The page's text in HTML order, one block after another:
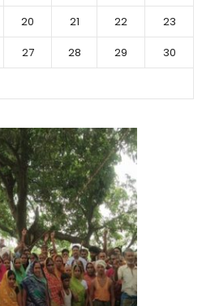
20 21 22
23
27 28 29
30